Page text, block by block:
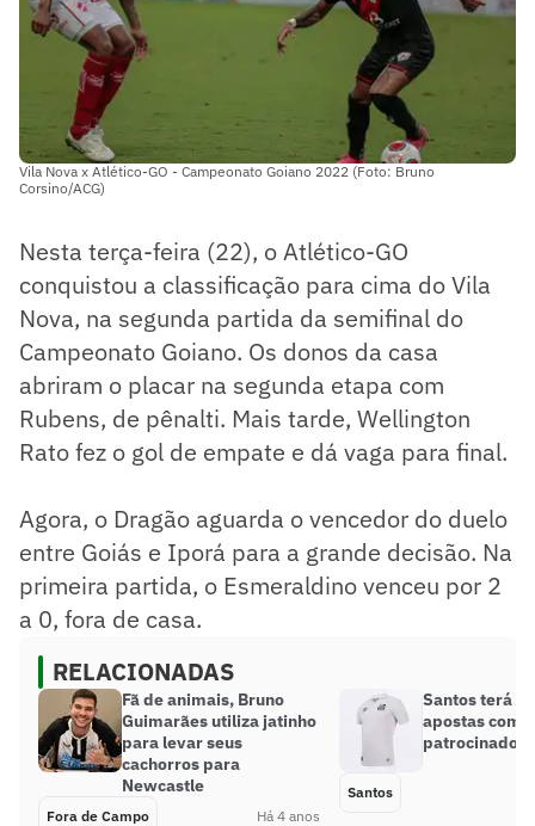
Vila Nova x Atlético-GO - Campeonato Goiano 2022 (Foto: Bruno
Corsino/ACG)
Nesta terça-feira (22), o Atlético-GO
conquistou a classificação para cima do Vila
Nova, na segunda partida da semifinal do
Campeonato Goiano. Os donos da casa
abriram o placar na segunda etapa com
Rubens, de pênalti. Mais tarde, Wellington
Rato fez o gol de empate e dá vaga para final.
Agora, o Dragão aguarda o vencedor do duelo
entre Goiás e Iporá para a grande decisão. Na
primeira partida, o Esmeraldino venceu por 2
a 0, fora de casa.
RELACIONADAS
Fã de animais, Bruno
Guimarães utiliza jatinho
para levar seus
cachorros para
Newcastle
Fora de Campo Há 4 anos
Santos terá
apostas como
patrocinador
Santos